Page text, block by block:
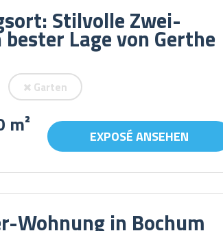
Stilvolle Zwei-
Lage von Gerthe
Garten
m² EXPOSÉ ANSEHEN
Wohnung in Bochum